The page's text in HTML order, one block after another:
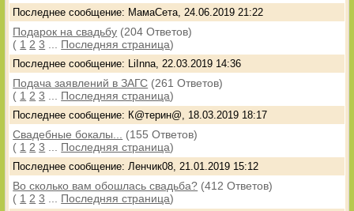
Последнее сообщение: МамаСета, 24.06.2019 21:22
Подарок на свадьбу (204 Ответов)
( 1 2 3 Последняя страница)
Последнее сообщение: LiInna, 22.03.2019 14:36
Подача заявлений в ЗАГС (261 Ответов)
( 1 2 3 Последняя страница)
Последнее сообщение: К@терин@, 18.03.2019 18:17
Свадебные бокалы...
(155 Ответов)
( 1 2 3 Последняя страница)
Последнее сообщение: Ленчик08, 21.01.2019 15:12
Во сколько вам обошлась свадьба? (412 Ответов)
( 1 2 3 Последняя страница)